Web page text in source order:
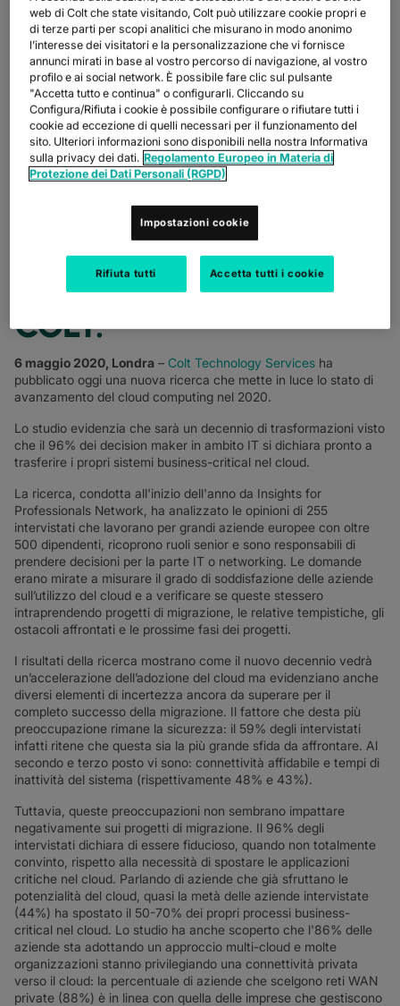
IMPORTANTE PER IL
CLOUD NETWORKING,
POICHÉ LE AZIENDE SI
STANNO IMPEGNANDO
AD ADOTTARE
STRATEGIE CLOUD-
FIRST – QUESTO IL
QUADRO CHE EMERGE
DA UNA RICERCA
COMMISSIONATA DA
COLT.
6 maggio 2020, Londra – Colt Technology Services ha
pubblicato oggi una nuova ricerca che mette in luce lo stato di
avanzamento del cloud computing nel 2020.
Lo studio evidenzia che sarà un decennio di trasformazioni visto
che il 96% dei decision maker in ambito IT si dichiara pronto a
trasferire i propri sistemi business-critical nel cloud.
La ricerca, condotta all'inizio dell'anno da Insights for
Professionals Network, ha analizzato le opinioni di 255
intervistati che lavorano per grandi aziende europee con oltre
500 dipendenti, ricoprono ruoli senior e sono responsabili di
prendere decisioni per la parte IT o networking. Le domande
erano mirate a misurare il grado di soddisfazione delle aziende
sull’utilizzo del cloud e a verificare se queste stessero
intraprendendo progetti di migrazione, le relative tempistiche, gli
ostacoli affrontati e le prossime fasi dei progetti.
I risultati della ricerca mostrano come il nuovo decennio vedrà
un’accelerazione dell’adozione del cloud ma evidenziano anche
diversi elementi di incertezza ancora da superare per il
completo successo della migrazione. Il fattore che desta più
preoccupazione rimane la sicurezza: il 59% degli intervistati
infatti ritene che questa sia la più grande sfida da affrontare. Al
secondo e terzo posto vi sono: connettività affidabile e tempi di
inattività del sistema (rispettivamente 48% e 43%).
Tuttavia, queste preoccupazioni non sembrano impattare
negativamente sui progetti di migrazione. Il 96% degli
intervistati dichiara di essere fiducioso, quando non totalmente
convinto, rispetto alla necessità di spostare le applicazioni
critiche nel cloud. Parlando di aziende che già sfruttano le
potenzialità del cloud, quasi la metà delle aziende intervistate
(44%) ha spostato il 50-70% dei propri processi business-
critical nel cloud. Lo studio ha anche scoperto che l'86% delle
aziende sta adottando un approccio multi-cloud e molte
organizzazioni stanno privilegiando una connettività privata
verso il cloud: la percentuale di aziende che scelgono reti WAN
private (88%) è in linea con quella delle imprese che gestiscono
web di Colt che state visitando, Colt può utilizzare cookie propri e
di terze parti per scopi analitici che misurano in modo anonimo
l’interesse dei visitatori e la personalizzazione che vi fornisce
annunci mirati in base al vostro percorso di navigazione, al vostro
profilo e ai social network. È possibile fare clic sul pulsante
"Accetta tutto e continua" o configurarli. Cliccando su
Configura/Rifiuta i cookie è possibile configurare o rifiutare tutti i
cookie ad eccezione di quelli necessari per il funzionamento del
sito. Ulteriori informazioni sono disponibili nella nostra Informativa
sulla privacy dei dati. Regolamento Europeo in Materia di
Protezione dei Dati Personali (RGPD)
Impostazioni cookie
Rifiuta tutti Accetta tutti i cookie